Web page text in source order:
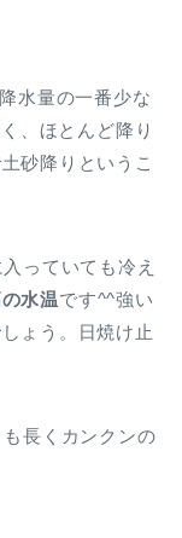
水量の一番少な
、ほとんど降り
砂降りというこ
っていても冷え
水温です^^強い
ょう。日焼け止
長くカンクンの